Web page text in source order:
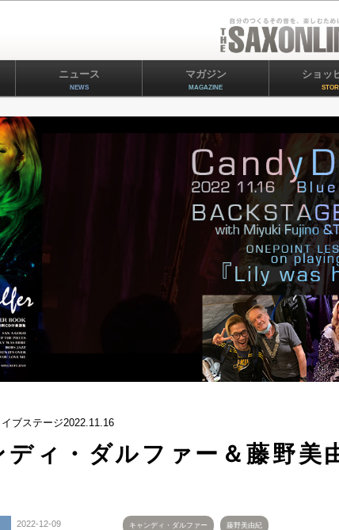
ニュース
NEWS
マガジン
MAGAZINE
ショッ
ブステージ2022.11.16
ディ・ダルファー＆藤野美
2022-12-09 キャンディ・ダルファー 藤野美由紀